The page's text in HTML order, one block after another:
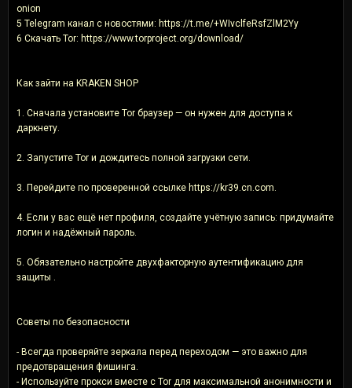
onion
5 Telegram канал с новостями: https://t.me/+WIvclfeRsfZlM2Yy
6 Скачать Tor: https://www.torproject.org/download/
Как зайти на KRAKEN SHOP
1. Сначала установите Tor браузер — он нужен для доступа к
даркнету.
2. Запустите Tor и дождитесь полной загрузки сети.
3. Перейдите по проверенной ссылке https://kr39.cn.com.
4. Если у вас ещё нет профиля, создайте учётную запись: придумайте
логин и надёжный пароль.
5. Обязательно настройте двухфакторную аутентификацию для
защиты .
Советы по безопасности
- Всегда проверяйте зеркала перед переходом — это важно для
предотвращения фишинга.
- Используйте прокси вместе с Tor для максимальной анонимности и